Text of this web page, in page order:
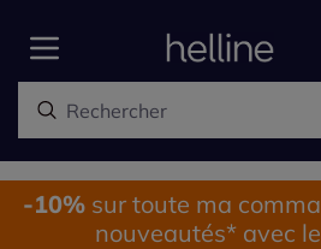
-10%sur toute ma
nouveautés* avec